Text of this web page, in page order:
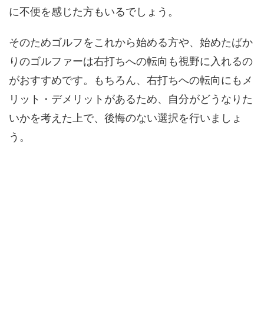
に不便を感じた方もいるでしょう。
そのためゴルフをこれから始める方や、始めたばか
りのゴルファーは右打ちへの転向も視野に入れるの
がおすすめです。もちろん、右打ちへの転向にもメ
リット・デメリットがあるため、自分がどうなりた
いかを考えた上で、後悔のない選択を行いましょ
う。